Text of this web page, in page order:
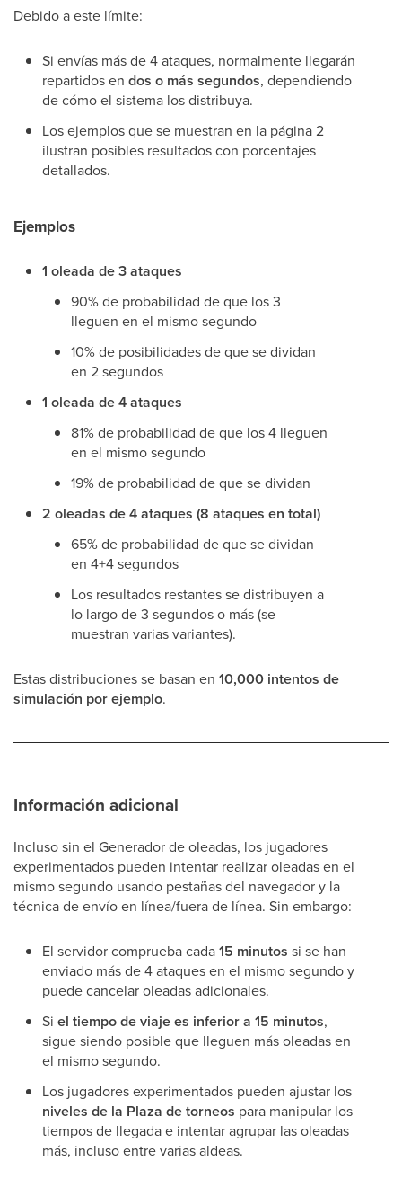
Debido a este límite:
Si envías más de 4 ataques, normalmente llegarán
repartidos en dos o más segundos, dependiendo
de cómo el sistema los distribuya.
Los ejemplos que se muestran en la página 2
ilustran posibles resultados con porcentajes
detallados.
Ejemplos
1 oleada de 3 ataques
90% de probabilidad de que los 3
lleguen en el mismo segundo
10% de posibilidades de que se dividan
en 2 segundos
1 oleada de 4 ataques
81% de probabilidad de que los 4 lleguen
en el mismo segundo
19% de probabilidad de que se dividan
2 oleadas de 4 ataques (8 ataques en total)
65% de probabilidad de que se dividan
en 4+4 segundos
Los resultados restantes se distribuyen a
lo largo de 3 segundos o más (se
muestran varias variantes).
Estas distribuciones se basan en 10,000 intentos de
simulación por ejemplo.
Información adicional
Incluso sin el Generador de oleadas, los jugadores
experimentados pueden intentar realizar oleadas en el
mismo segundo usando pestañas del navegador y la
técnica de envío en línea/fuera de línea. Sin embargo:
El servidor comprueba cada15 minutos si se han
enviado más de 4 ataques en el mismo segundo y
puede cancelar oleadas adicionales.
Si el tiempo de viaje es inferior a 15 minutos,
sigue siendo posible que lleguen más oleadas en
el mismo segundo.
Los jugadores experimentados pueden ajustar los
niveles de la Plaza de torneos para manipular los
tiempos de llegada e intentar agrupar las oleadas
más, incluso entre varias aldeas.